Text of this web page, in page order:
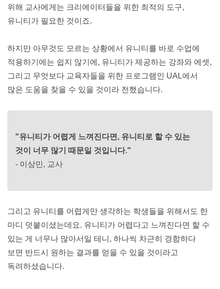
위해 교사에게는 크리에이터들을 위한 최적의 도구,
유니티가 필요한 것이죠.
하지만 아무것도 모르는 상황에서 유니티를 바로 수업에
적용하기에는 쉽지 않기에, 유니티가 제공하는 강좌와 에셋,
그리고 무엇보다 교육자들을 위한 프로그램인 UAL에서
많은 도움을 찾을 수 있을 것이라 전했습니다.
"유니티가 어렵게 느껴진다면, 유니티로 할 수 있는
것이 너무 많기 때문일 것입니다."
- 이상민, 교사
그리고 유니티를 어렵게만 생각하는 학생들을 위해서도 한
마디 덧붙이셨는데요. 유니티가 어렵다고 느껴진다면 할 수
있는 게 너무나 많아서일 테니, 하나씩 차근히 경함하다
보면 반드시 원하는 결과를 얻을 수 있을 것이라고
독려하셨습니다.